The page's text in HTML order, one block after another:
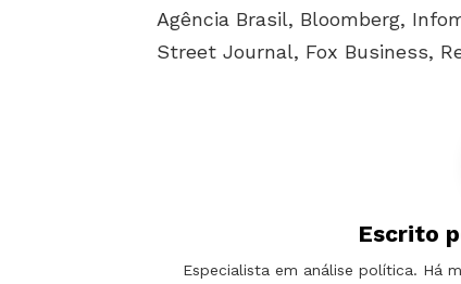
Agência Brasil, Bloomberg,
Street Journal, Fox Business,
Escrito
Especialista em análise política. Há